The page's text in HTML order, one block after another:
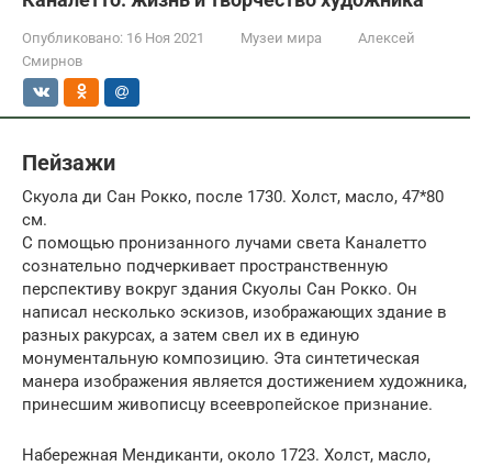
Опубликовано: 16 Ноя 2021 Музеи мира
Алексей
Смирнов
Пейзажи
Скуола ди Сан Рокко, после 1730. Холст, масло, 47*80
см.
С помощью пронизанного лучами света Каналетто
сознательно подчеркивает пространственную
перспективу вокруг здания Скуолы Сан Рокко. Он
написал несколько эскизов, изображающих здание в
разных ракурсах, а затем свел их в единую
монументальную композицию. Эта синтетическая
манера изображения является достижением художника,
принесшим живописцу всеевропейское признание.
Набережная Мендиканти, около 1723. Холст, масло,